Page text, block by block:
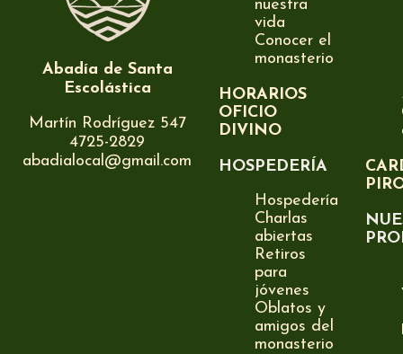
Abadía de Santa
Escolástica
Martín Rodríguez 547
4725-2829
abadialocal@gmail.com
nuestra
vida
Conocer el
monasterio
HORARIOS
OFICIO
DIVINO
HOSPEDERÍA
Hospedería
Charlas
abiertas
Retiros
para
jóvenes
Oblatos y
amigos del
monasterio